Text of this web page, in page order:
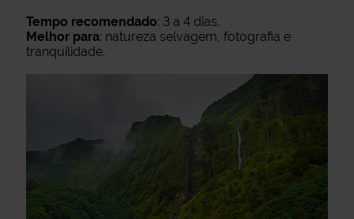
Tempo recomendado: 3 a 4 dias.
Melhor para: natureza selvagem, fotografia e
tranquilidade.